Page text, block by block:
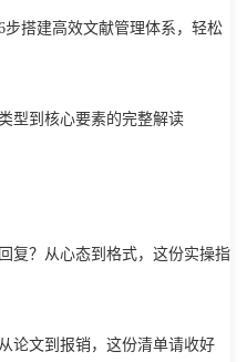
搭建高效文献管理体系，轻松
型到核心要素的完整解读
复？从心态到格式，这份实操指
论文到报销，这份清单请收好